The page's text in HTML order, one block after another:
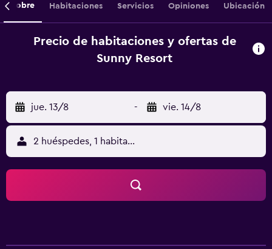
Sobre Habitaciones Servicios Opiniones Ubicación
Precio de habitaciones y ofertas de
Sunny Resort
jue. 13/8 - vie. 14/8
2 huéspedes, 1 habitación